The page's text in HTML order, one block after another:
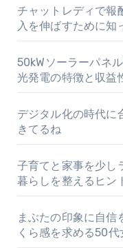
チャットレディで報
入を伸ばすために知
50kWソーラーパネ
光発電の特徴と収益
デジタル化の時代に
きてるね
子育てと家事を少し
暮らしを整えるヒン
まぶたの印象に自信
くら感を求める50